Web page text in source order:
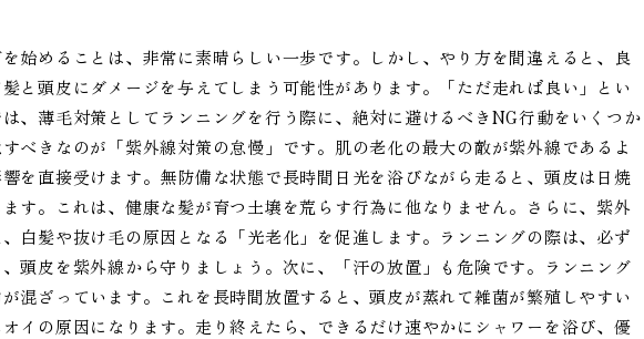
始めることは、非常に素晴らしい一歩です。しかし、やり方を間違えると、良
と頭皮にダメージを与えてしまう可能性があります。「ただ走れば良い」とい
、薄毛対策としてランニングを行う際に、絶対に避けるべきNG行動をいくつか
べきなのが「紫外線対策の怠慢」です。肌の老化の最大の敵が紫外線であるよ
を直接受けます。無防備な状態で長時間日光を浴びながら走ると、頭皮は日焼
す。これは、健康な髪が育つ土壌を荒らす行為に他なりません。さらに、紫外
白髪や抜け毛の原因となる「光老化」を促進します。ランニングの際は、必ず
頭皮を紫外線から守りましょう。次に、「汗の放置」も危険です。ランニング
混ざっています。これを長時間放置すると、頭皮が蒸れて雑菌が繁殖しやすい
イの原因になります。走り終えたら、できるだけ速やかにシャワーを浴び、優